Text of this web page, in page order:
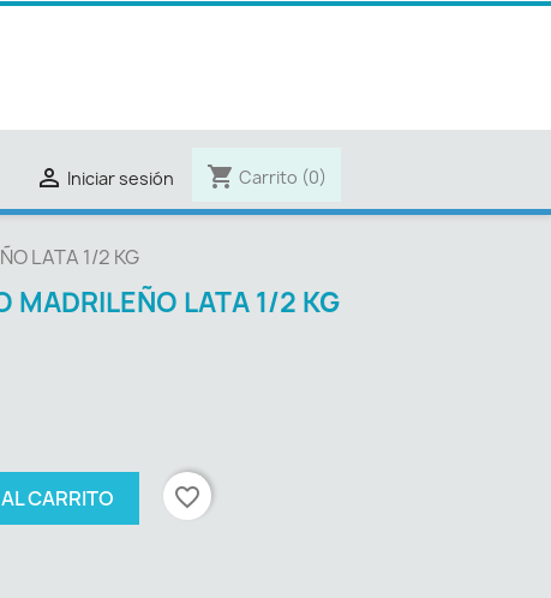
 Iniciar sesión shopping_cart Carrito (0)
LATA 1/2 KG
MADRILEÑO LATA 1/2 KG
CARRITO favorite_border